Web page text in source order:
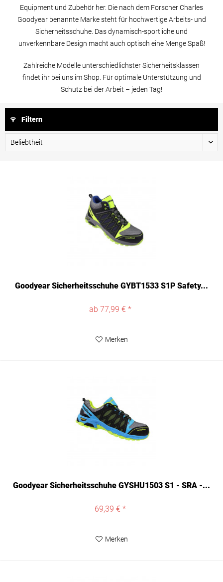
Equipment und Zubehör her. Die nach dem Forscher Charles
Goodyear benannte Marke steht für hochwertige Arbeits- und
Sicherheitsschuhe. Das dynamisch-sportliche und
unverkennbare Design macht auch optisch eine Menge Spaß!
Zahlreiche Modelle unterschiedlichster Sicherheitsklassen
findet ihr bei uns im Shop. Für optimale Unterstützung und
Schutz bei der Arbeit – jeden Tag!
Filtern
Goodyear Sicherheitsschuhe GYBT1533 S1P Safety...
ab 77,99 € *
Merken
Goodyear Sicherheitsschuhe GYSHU1503 S1 - SRA -...
69,39 € *
Merken